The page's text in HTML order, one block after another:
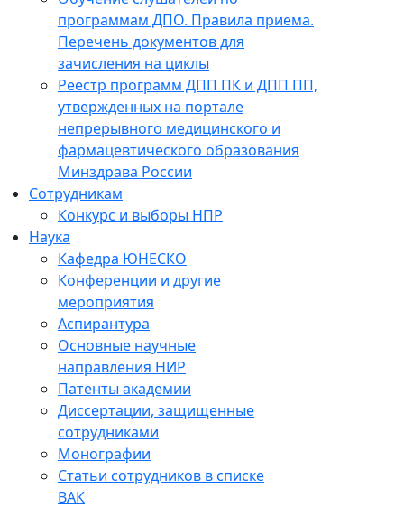
программам ДПО. Правила приема.
Перечень документов для
зачисления на циклы
Реестр программ ДПП ПК и ДПП ПП,
утвержденных на портале
непрерывного медицинского и
фармацевтического образования
Минздрава России
Сотрудникам
Конкурс и выборы НПР
Наука
Кафедра ЮНЕСКО
Конференции и другие
мероприятия
Аспирантура
Основные научные
направления НИР
Патенты академии
Диссертации, защищенные
сотрудниками
Монографии
Статьи сотрудников в списке
ВАК